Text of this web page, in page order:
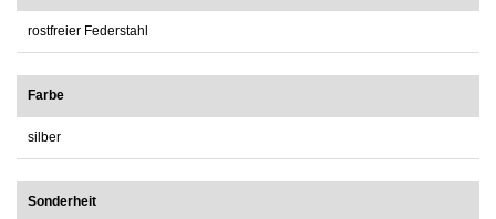
rostfreier Federstahl
Farbe
silber
Sonderheit